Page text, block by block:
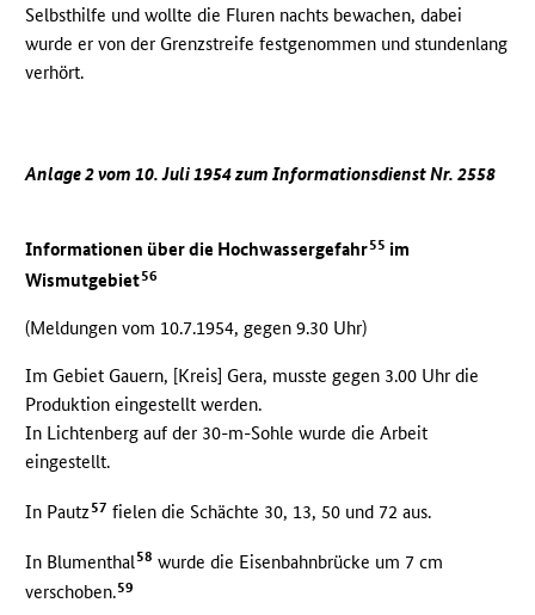
Selbsthilfe und wollte die Fluren nachts bewachen, dabei
wurde er von der Grenzstreife festgenommen und stundenlang
verhört.
Anlage 2 vom 10. Juli 1954 zum Informationsdienst Nr. 2558
Informationen über die Hochwassergefahr55 im
Wismutgebiet56
(Meldungen vom 10.7.1954, gegen 9.30 Uhr)
Im Gebiet Gauern, [Kreis] Gera, musste gegen 3.00 Uhr die
Produktion eingestellt werden.
In Lichtenberg auf der 30-m-Sohle wurde die Arbeit
eingestellt.
In Pautz 57 fielen die Schächte 30, 13, 50 und 72 aus.
In Blumenthal58 wurde die Eisenbahnbrücke um 7 cm
verschoben.59